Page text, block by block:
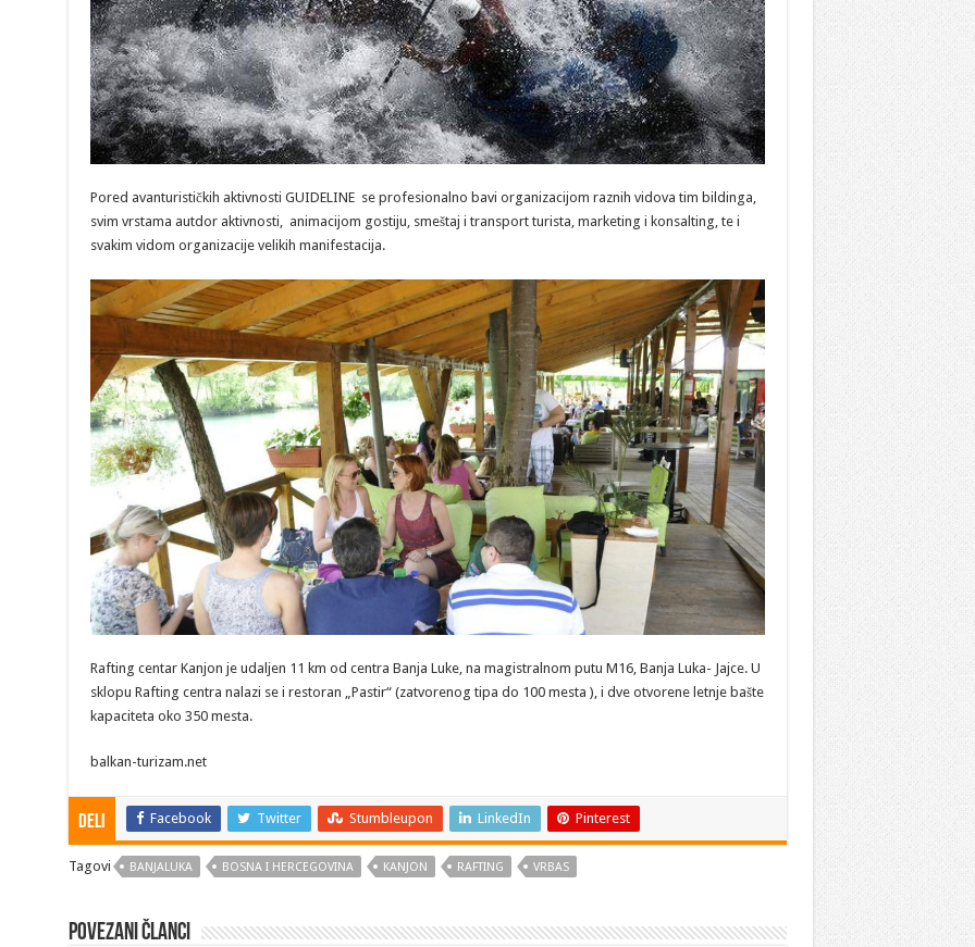
Pored avanturističkih aktivnosti GUIDELINE se profesionalno bavi organizacijom raznih vidova tim bildinga,
svim vrstama autdor aktivnosti, animacijom gostiju, smeštaj i transport turista, marketing i konsalting, te i
svakim vidom organizacije velikih manifestacija.
Rafting centar Kanjon je udaljen 11 km od centra Banja Luke, na magistralnom putu M16, Banja Luka- Jajce. U
sklopu Rafting centra nalazi se i restoran „Pastir“ (zatvorenog tipa do 100 mesta ), i dve otvorene letnje bašte
kapaciteta oko 350 mesta.
balkan-turizam.net
Deli Facebook Twitter Stumbleupon LinkedIn Pinterest
Tagovi BANJALUKA BOSNA I HERCEGOVINA KANJON RAFTING VRBAS
Povezani članci